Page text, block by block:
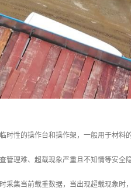
时性的操作台和操作架，一般用于材
管理难、超载现象严重且不知情等安
采集当前载重数据，当出现超载现象